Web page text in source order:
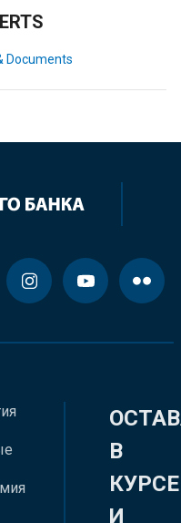
Documents
В
КУРСЕ
И